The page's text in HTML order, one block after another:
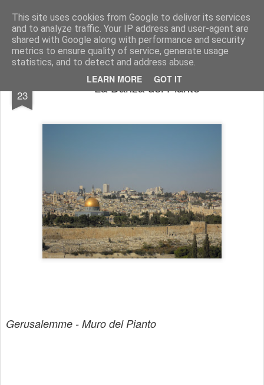
This site uses cookies from Google to deliver its services
and to analyze traffic. Your IP address and user-agent are
shared with Google along with performance and security
metrics to ensure quality of service, generate usage
statistics, and to detect and address abuse.
LEARN MORE GOT IT
Angeli e Pietre
Home page
23 La Danza del Pianto
Gerusalemme - Muro del Pianto